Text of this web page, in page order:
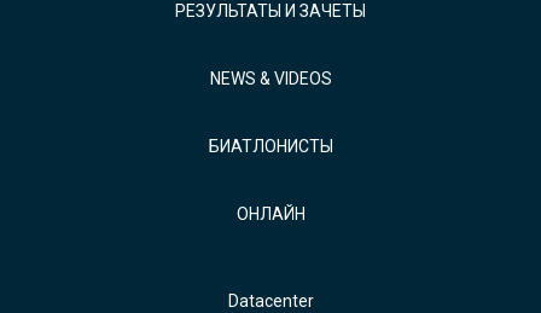
РЕЗУЛЬТАТЫ И ЗАЧЕТЫ
NEWS & VIDEOS
БИАТЛОНИСТЫ
ОНЛАЙН
Datacenter